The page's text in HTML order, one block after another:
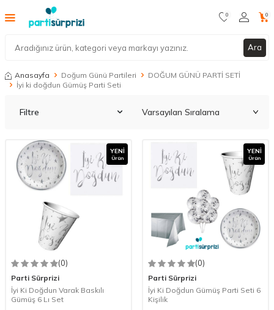
Ara
0 0
Anasayfa Doğum Günü Partileri
DOĞUM GÜNÜ PARTİ SETİ
İyi ki doğdun Gümüş Parti Seti
Filtre
YENI
Ürün
(0)
Parti Sürprizi
İyi Ki Doğdun Varak Baskılı
Gümüş 6 Lı Set
YENI
Ürün
(0)
Parti Sürprizi
İyi Ki Doğdun Gümüş Parti Seti 6
Kişilik